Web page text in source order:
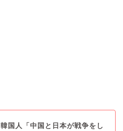
韓国人「中国と日本が戦争をし